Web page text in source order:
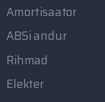
Amortisaator
ABSi andur
Rihmad
Elekter